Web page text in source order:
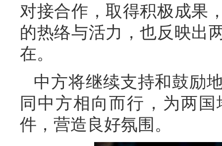
对接合作，取得积极成果
的热络与活力，也反映出
在。
中方将继续支持和鼓励
同中方相向而行，为两
件，营造良好氛围。